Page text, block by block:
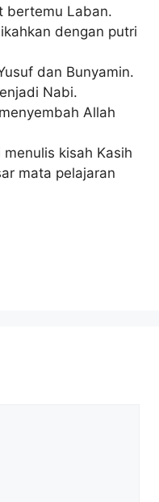
bertemu Laban.
dengan putri
dan Bunyamin.
Nabi.
Allah
kisah Kasih
mata pelajaran